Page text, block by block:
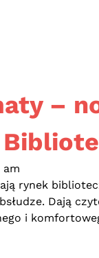
–
am
rynek
Dają
i